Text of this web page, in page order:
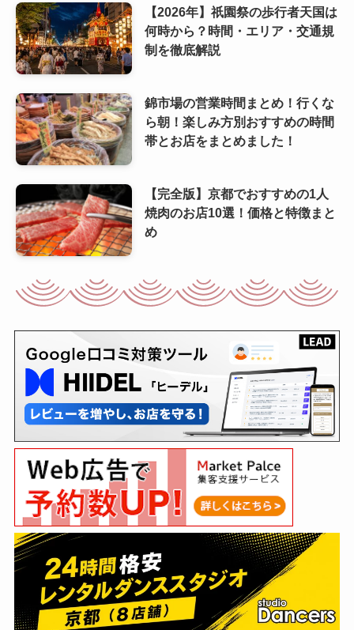
【2026年】祇園祭の歩行者天国は
何時から？時間・エリア・交通規
制を徹底解説
錦市場の営業時間まとめ！行くな
ら朝！楽しみ方別おすすめの時間
帯とお店をまとめました！
【完全版】京都でおすすめの1人
焼肉のお店10選！価格と特徴まと
め